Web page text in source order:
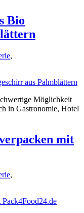
Bio
,
Möglichkeit
in Gastronomie, Hotel
mit
,